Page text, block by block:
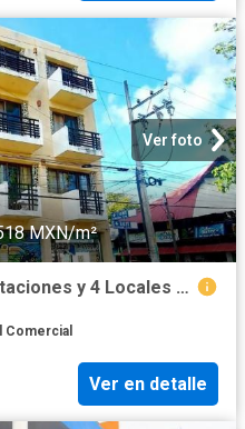
Ver foto
MXN/m²
Hotel en Venta con 18 Habitaciones y 4 Locales Comerciales ? Centro de Playa del Carmen
Comercial
Ver en detalle